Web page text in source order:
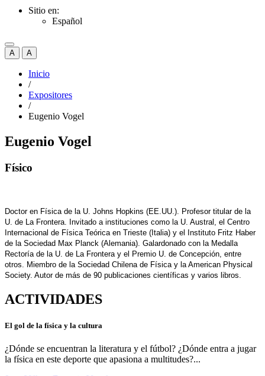
Sitio en:
Español
A A
Inicio
/
Expositores
/
Eugenio Vogel
Eugenio Vogel
Físico
Doctor en Física de la U. Johns Hopkins (EE.UU.). Profesor titular de la
U. de La Frontera. Invitado a instituciones como la U. Austral, el Centro
Internacional de Física Teórica en Trieste (Italia) y el Instituto Fritz Haber
de la Sociedad Max Planck (Alemania). Galardonado con la Medalla
Rectoría de la U. de La Frontera y el Premio U. de Concepción, entre
otros. Miembro de la Sociedad Chilena de Física y la American Physical
Society. Autor de más de 90 publicaciones científicas y varios libros.
ACTIVIDADES
El gol de la física y la cultura
¿Dónde se encuentran la literatura y el fútbol? ¿Dónde entra a jugar
la física en este deporte que apasiona a multitudes?...